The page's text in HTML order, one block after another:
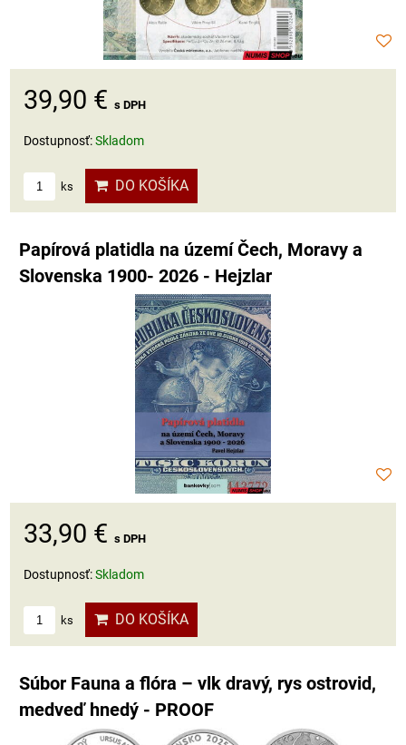
39,90 € s DPH
Dostupnosť:Skladom
ks DO KOŠÍKA
Papírová platidla na území Čech, Moravy a
Slovenska 1900- 2026 - Hejzlar
33,90 € s DPH
Dostupnosť:Skladom
ks DO KOŠÍKA
Súbor Fauna a flóra – vlk dravý, rys ostrovid,
medveď hnedý - PROOF